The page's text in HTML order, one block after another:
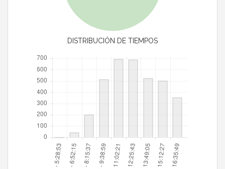
DISTRIBUCIÓN DE TIEMPOS